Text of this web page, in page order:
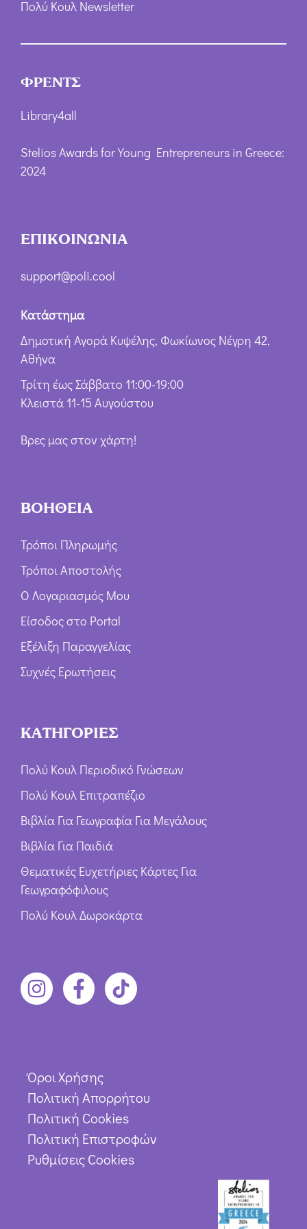
Πολύ Κουλ Newsletter
ΦΡΕΝΤΣ
Library4all
Stelios Awards for Young Entrepreneurs in Greece:
2024
ΕΠΙΚΟΙΝΩΝΙΑ
support@poli.cool
Κατάστημα
Δημοτική Αγορά Κυψέλης, Φωκίωνος Νέγρη 42,
Αθήνα
Τρίτη έως Σάββατο 11:00-19:00
Κλειστά 11-15 Αυγούστου
Βρες μας στον χάρτη!
ΒΟΗΘΕΙΑ
Τρόποι Πληρωμής
Τρόποι Αποστολής
Ο Λογαριασμός Μου
Είσοδος στο Portal
Εξέλιξη Παραγγελίας
Συχνές Ερωτήσεις
ΚΑΤΗΓΟΡΙΕΣ
Πολύ Κουλ Περιοδικό Γνώσεων
Πολύ Κουλ Επιτραπέζιο
Βιβλία Για Γεωγραφία Για Μεγάλους
Βιβλία Για Παιδιά
Θεματικές Ευχετήριες Κάρτες Για
Γεωγραφόφιλους
Πολύ Κουλ Δωροκάρτα
Όροι Χρήσης
Πολιτική Απορρήτου
Πολιτική Cookies
Πολιτική Επιστροφών
Ρυθμίσεις Cookies